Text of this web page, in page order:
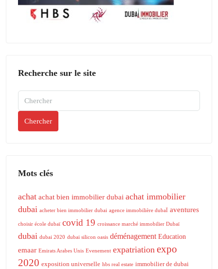
Recherche sur le site
Chercher
Mots clés
achat achat bien immobilier dubai achat immobilier
dubai acheter bien immobilier dubai agence immobilière dubaÏ aventures
choisir école dubaï covid 19 croissance marché immobilier Dubaï
dubai dubai 2020 dubai silicon oasis déménagement Education
emaar Emirats Arabes Unis Evenement expatriation expo
2020 exposition universelle hbs real estate immobilier de dubai